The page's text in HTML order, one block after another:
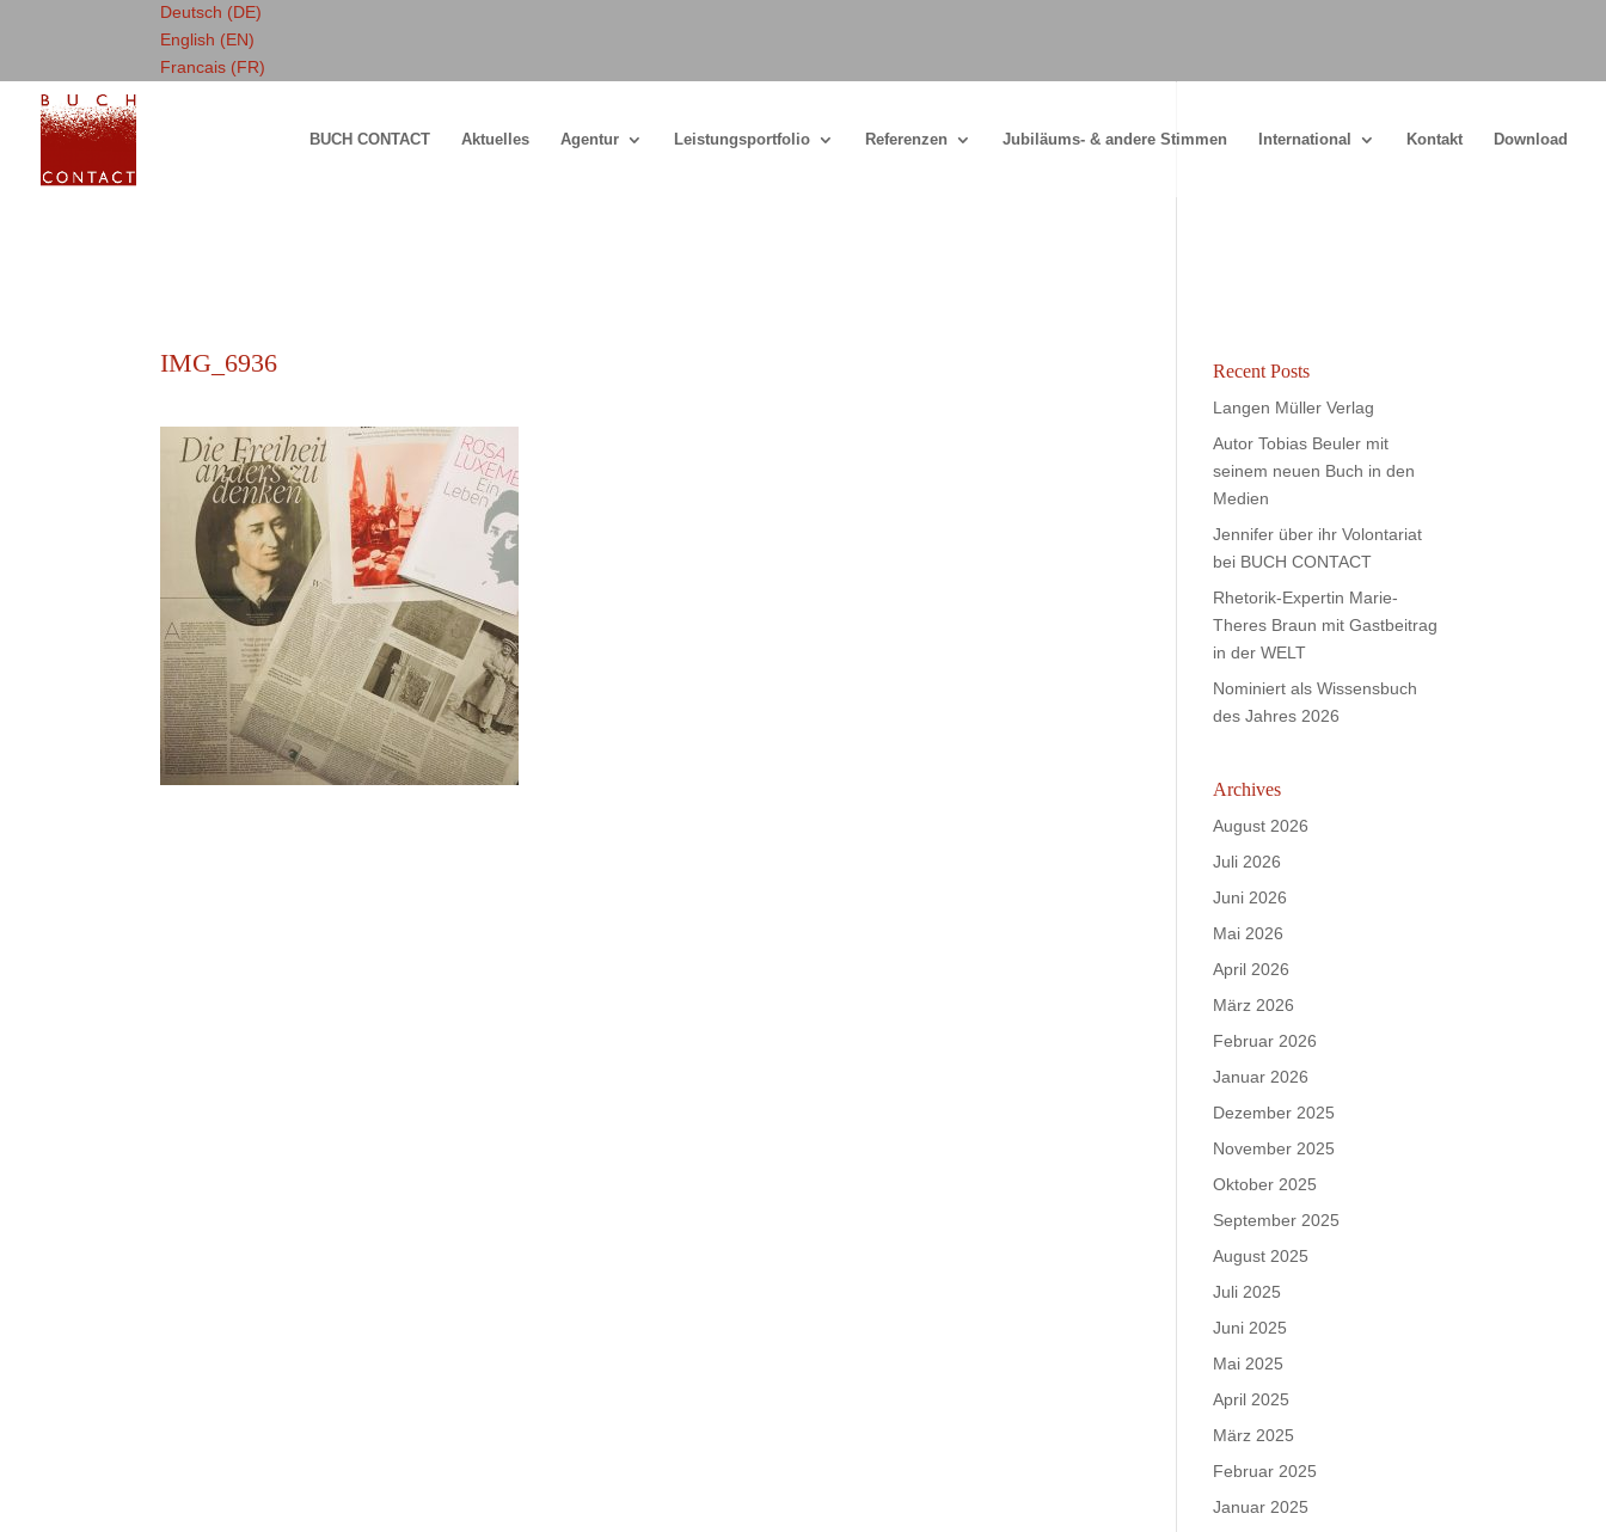
Deutsch (DE)
English (EN)
Francais (FR)
BUCH CONTACT Aktuelles Agentur Leistungsportfolio Referenzen Jubiläums- & andere Stimmen International Kontakt Download
IMG_6936 Recent Posts
Langen Müller Verlag
Autor Tobias Beuler mit
seinem neuen Buch in den
Medien
Jennifer über ihr Volontariat
bei BUCH CONTACT
Rhetorik-Expertin Marie-
Theres Braun mit Gastbeitrag
in der WELT
Nominiert als Wissensbuch
des Jahres 2026
Archives
August 2026
Juli 2026
Juni 2026
Mai 2026
April 2026
März 2026
Februar 2026
Januar 2026
Dezember 2025
November 2025
Oktober 2025
September 2025
August 2025
Juli 2025
Juni 2025
Mai 2025
April 2025
März 2025
Februar 2025
Januar 2025